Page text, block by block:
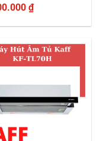
₫.
₫
₫.